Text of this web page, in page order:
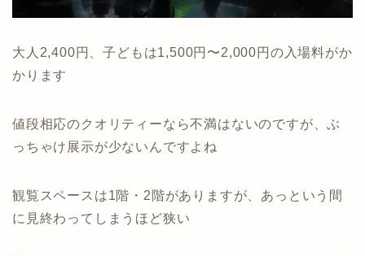
大人2,400円、子どもは1,500円〜2,000円の入場料がか
かります
値段相応のクオリティーなら不満はないのですが、ぶ
っちゃけ展示が少ないんですよね
観覧スペースは1階・2階がありますが、あっという間
に見終わってしまうほど狭い